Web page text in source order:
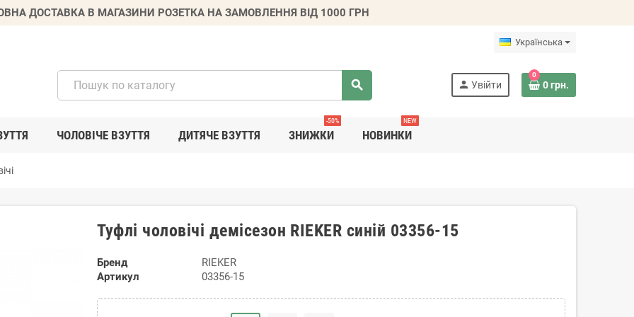
ДОСТАВКА В МАГАЗИНИ РОЗЕТКА НА ЗАМОВЛЕННЯ ВІД 1000 ГРН
Українська
search person Увійти
0
0 грн.
ЧОЛОВІЧЕ ВЗУТТЯ ДИТЯЧЕ ВЗУТТЯ ЗНИЖКИ
-50%
НОВИНКИ
NEW
Туфлі чоловічі демісезон RIEKER синій 03356-15
Бренд
RIEKER
Артикул
03356-15